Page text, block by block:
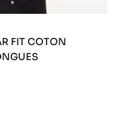
FIT COTON